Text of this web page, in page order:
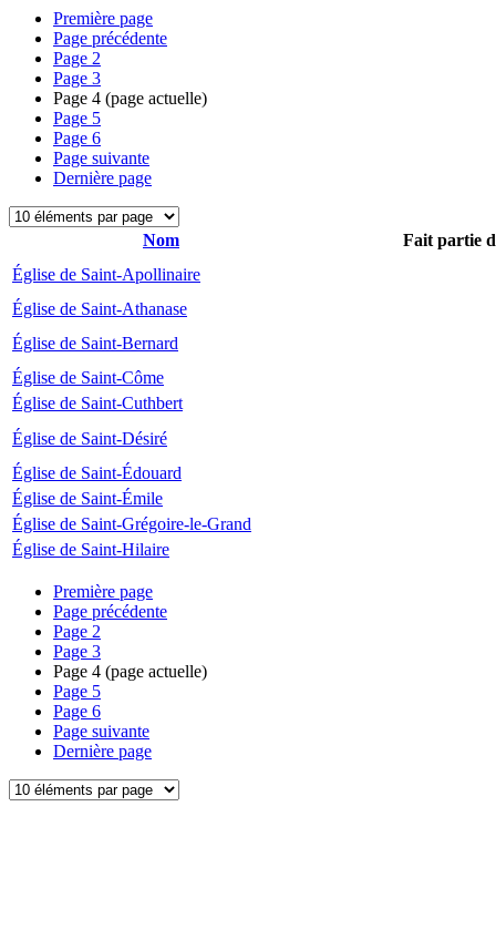
Première page
Page précédente
Page 2
Page 3
Page 4 (page actuelle)
Page 5
Page 6
Page suivante
Dernière page
Nom
Fait partie
Église de Saint-Apollinaire
Église de Saint-Athanase
Église de Saint-Bernard
Église de Saint-Côme
Église de Saint-Cuthbert
Église de Saint-Désiré
Église de Saint-Édouard
Église de Saint-Émile
Église de Saint-Grégoire-le-Grand
Église de Saint-Hilaire
Première page
Page précédente
Page 2
Page 3
Page 4 (page actuelle)
Page 5
Page 6
Page suivante
Dernière page